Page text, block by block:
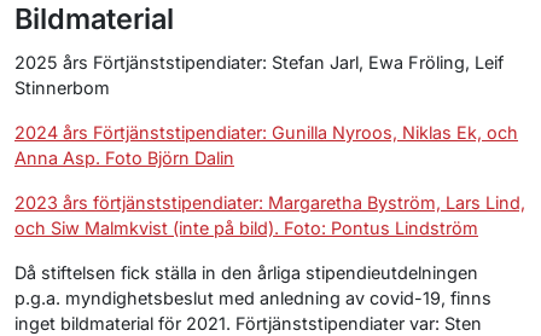
Bildmaterial
2025 års Förtjänststipendiater: Stefan Jarl, Ewa Fröling, Leif
Stinnerbom
2024 års Förtjänststipendiater: Gunilla Nyroos, Niklas Ek, och
Anna Asp. Foto Björn Dalin
2023 års förtjänststipendiater: Margaretha Byström, Lars Lind,
och Siw Malmkvist (inte på bild). Foto: Pontus Lindström
Då stiftelsen fick ställa in den årliga stipendieutdelningen
p.g.a. myndighetsbeslut med anledning av covid-19, finns
inget bildmaterial för 2021. Förtjänststipendiater var: Sten